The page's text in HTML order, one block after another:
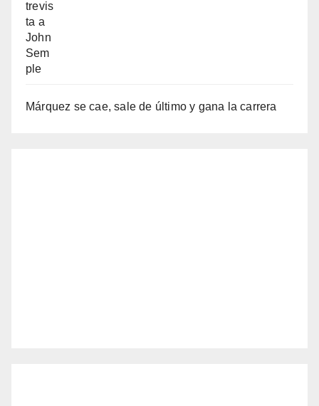
Márquez se cae, sale de último y gana la carrera